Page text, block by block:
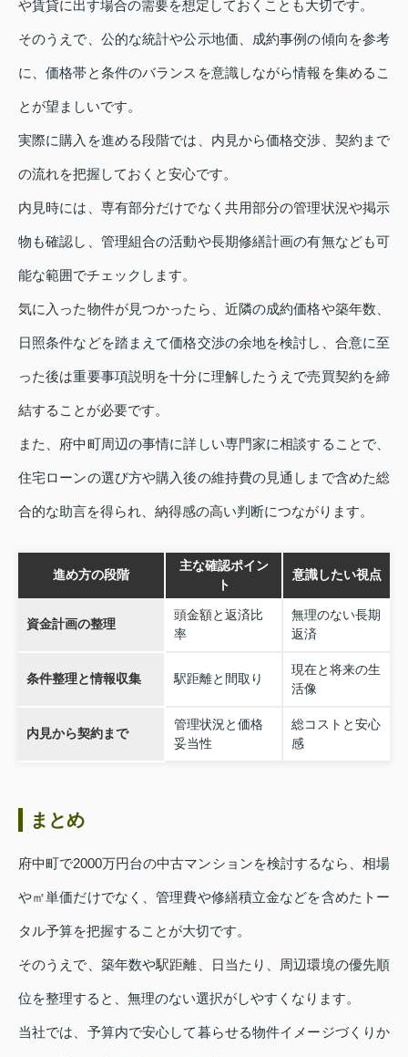
や賃貸に出す場合の需要を想定しておくことも大切です。
そのうえで、公的な統計や公示地価、成約事例の傾向を参考
に、価格帯と条件のバランスを意識しながら情報を集めるこ
とが望ましいです。
実際に購入を進める段階では、内見から価格交渉、契約まで
の流れを把握しておくと安心です。
内見時には、専有部分だけでなく共用部分の管理状況や掲示
物も確認し、管理組合の活動や長期修繕計画の有無なども可
能な範囲でチェックします。
気に入った物件が見つかったら、近隣の成約価格や築年数、
日照条件などを踏まえて価格交渉の余地を検討し、合意に至
った後は重要事項説明を十分に理解したうえで売買契約を締
結することが必要です。
また、府中町周辺の事情に詳しい専門家に相談することで、
住宅ローンの選び方や購入後の維持費の見通しまで含めた総
合的な助言を得られ、納得感の高い判断につながります。
進め方の段階
主な確認ポイン
ト
意識したい視点
資金計画の整理
頭金額と返済比
率
無理のない長期
返済
条件整理と情報収集 駅距離と間取り
現在と将来の生
活像
内見から契約まで
管理状況と価格
妥当性
総コストと安心
感
まとめ
府中町で2000万円台の中古マンションを検討するなら、相場
や㎡単価だけでなく、管理費や修繕積立金などを含めたトー
タル予算を把握することが大切です。
そのうえで、築年数や駅距離、日当たり、周辺環境の優先順
位を整理すると、無理のない選択がしやすくなります。
当社では、予算内で安心して暮らせる物件イメージづくりか